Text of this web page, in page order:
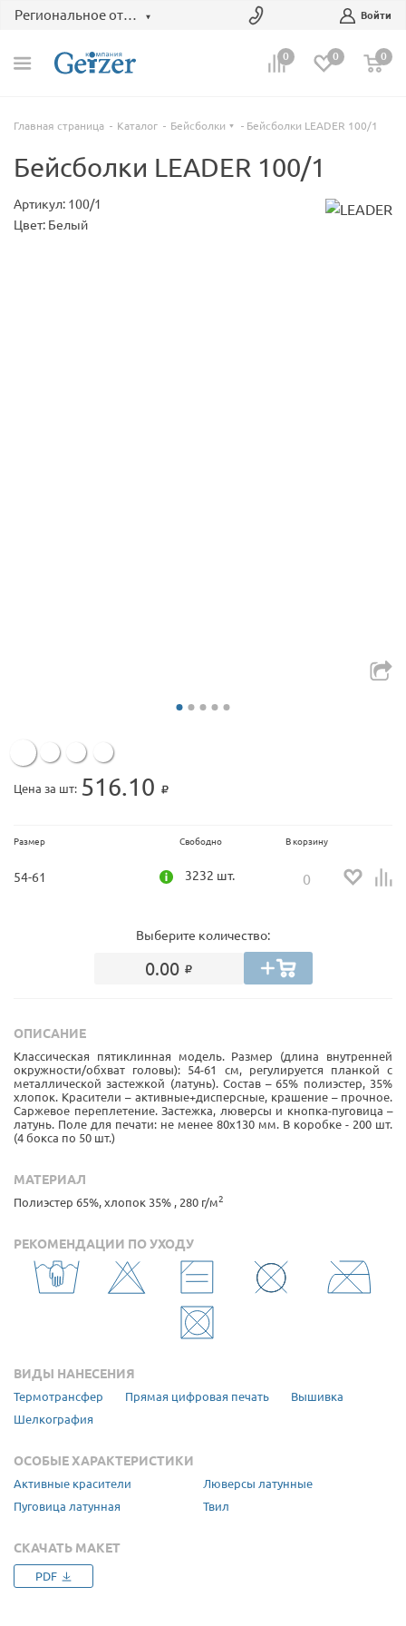
Региональное отделение Войти
0 0 0
Главная страница Каталог Бейсболки Бейсболки LEADER 100/1
Бейсболки LEADER 100/1
Артикул: 100/1
Цвет: Белый
Цена за шт: 516.10
Размер Свободно В корзину
54-61 3232 шт.
Выберите количество:
0.00
ОПИСАНИЕ
Классическая пятиклинная модель. Размер (длина внутренней
окружности/обхват головы): 54-61 см, регулируется планкой с
металлической застежкой (латунь). Состав – 65% полиэстер, 35%
хлопок. Красители – активные+дисперсные, крашение – прочное.
Саржевое переплетение. Застежка, люверсы и кнопка-пуговица –
латунь. Поле для печати: не менее 80х130 мм. В коробке - 200 шт.
(4 бокса по 50 шт.)
МАТЕРИАЛ
Полиэстер 65%, хлопок 35% , 280 г/м2
РЕКОМЕНДАЦИИ ПО УХОДУ
ВИДЫ НАНЕСЕНИЯ
Термотрансфер Прямая цифровая печать
Вышивка
Шелкография
ОСОБЫЕ ХАРАКТЕРИСТИКИ
Активные красители
Люверсы латунные
Пуговица латунная
Твил
СКАЧАТЬ МАКЕТ
PDF